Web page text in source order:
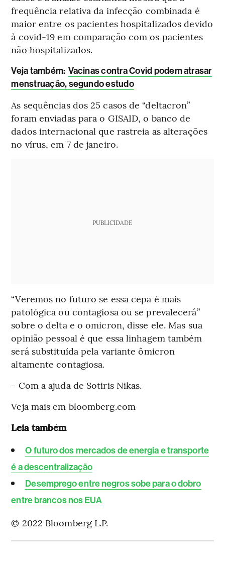
frequência relativa da infecção combinada é
maior entre os pacientes hospitalizados devido
à covid-19 em comparação com os pacientes
não hospitalizados.
Veja também: Vacinas contra Covid podem atrasar
menstruação, segundo estudo
As sequências dos 25 casos de “deltacron”
foram enviadas para o GISAID, o banco de
dados internacional que rastreia as alterações
no vírus, em 7 de janeiro.
PUBLICIDADE
“Veremos no futuro se essa cepa é mais
patológica ou contagiosa ou se prevalecerá”
sobre o delta e o omicron, disse ele. Mas sua
opinião pessoal é que essa linhagem também
será substituída pela variante ômicron
altamente contagiosa.
- Com a ajuda de Sotiris Nikas.
Veja mais em bloomberg.com
Leia também
O futuro dos mercados de energia e transporte
é a descentralização
Desemprego entre negros sobe para o dobro
entre brancos nos EUA
© 2022 Bloomberg L.P.